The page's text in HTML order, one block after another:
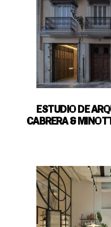
ESTUDIO DE
CABRERA &